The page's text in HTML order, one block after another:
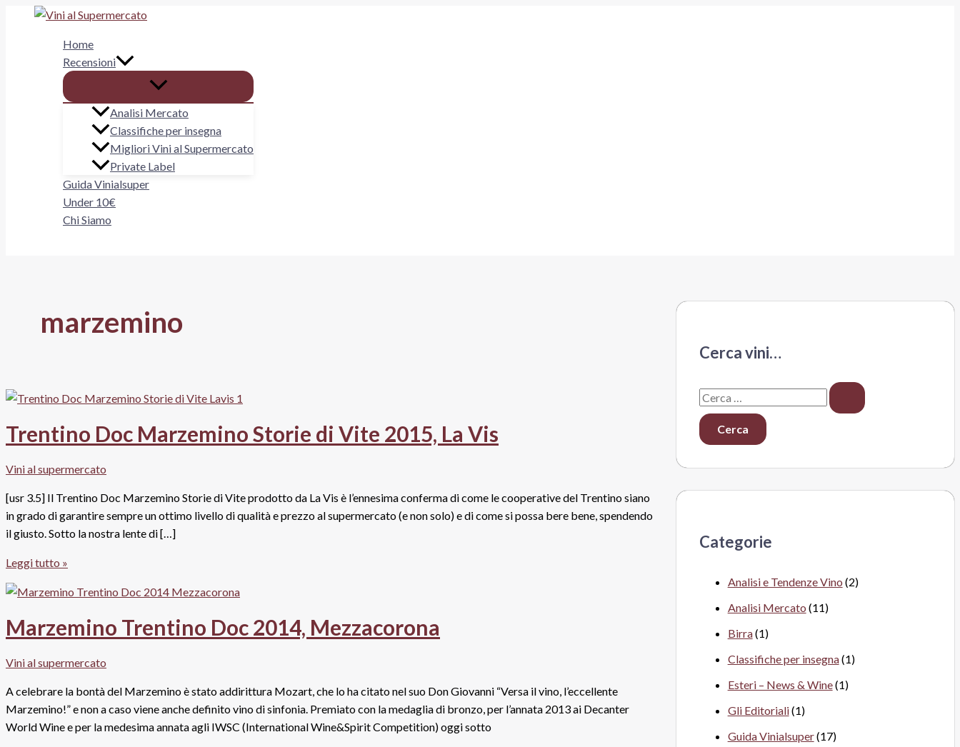
Home
Recensioni
Analisi Mercato
Classifiche per insegna
Migliori Vini al Supermercato
Private Label
Guida Vinialsuper
Under 10€
Chi Siamo
marzemino
Trentino Doc Marzemino Storie di Vite 2015, La Vis
Vini al supermercato
[usr 3.5] Il Trentino Doc Marzemino Storie di Vite prodotto da La Vis è l’ennesima conferma di come le cooperative del Trentino siano
in grado di garantire sempre un ottimo livello di qualità e prezzo al supermercato (e non solo) e di come si possa bere bene, spendendo
il giusto. Sotto la nostra lente di […]
Trentino
Doc
Marzemino
di
2015,
La
Vis
Leggi tutto »
Marzemino Trentino Doc 2014, Mezzacorona
Vini al supermercato
A celebrare la bontà del Marzemino è stato addirittura Mozart, che lo ha citato nel suo Don Giovanni “Versa il vino, l’eccellente
Marzemino!” e non a caso viene anche definito vino di sinfonia. Premiato con la medaglia di bronzo, per l’annata 2013 ai Decanter
World Wine e per la medesima annata agli IWSC (International Wine&Spirit Competition) oggi sotto
Cerca vini…
C
e
r
Categorie
Analisi e Tendenze Vino (2)
Analisi Mercato (11)
Birra(1)
Classifiche per insegna(1)
Esteri – News & Wine(1)
Gli Editoriali(1)
Guida Vinialsuper(17)